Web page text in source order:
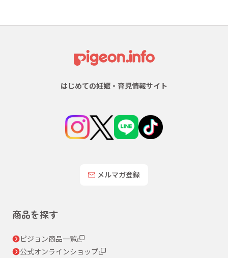
はじめての妊娠・育児情報サイト
メルマガ登録
商品を探す
ピジョン商品一覧
公式オンラインショップ